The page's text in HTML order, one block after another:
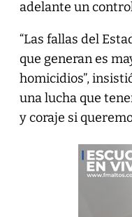
adelante un
“Las fallas del
que generan es
homicidios”,
una lucha que
y coraje si